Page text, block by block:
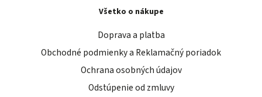
Všetko o nákupe
Doprava a platba
Obchodné podmienky a Reklamačný poriadok
Ochrana osobných údajov
Odstúpenie od zmluvy